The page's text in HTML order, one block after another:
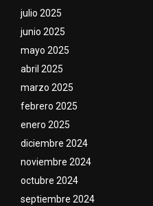
julio 2025
junio 2025
mayo 2025
abril 2025
marzo 2025
febrero 2025
enero 2025
diciembre 2024
noviembre 2024
octubre 2024
septiembre 2024